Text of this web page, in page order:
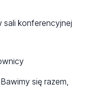
sali konferencyjnej
się razem,